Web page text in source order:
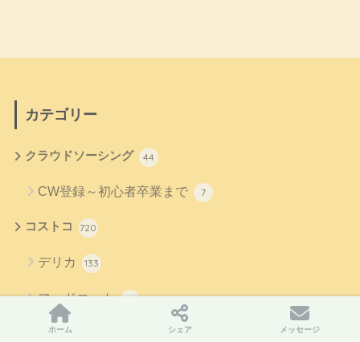
カテゴリー
クラウドソーシング 44
CW登録～初心者卒業まで 7
コストコ 720
デリカ 133
フードコート 39
ベーカリー
ホーム シェア メッセージ